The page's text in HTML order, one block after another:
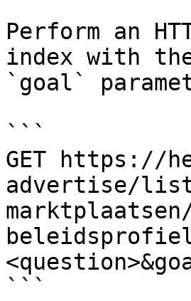
Perform an
index with
`goal`
```
GET https://
advertise/
```